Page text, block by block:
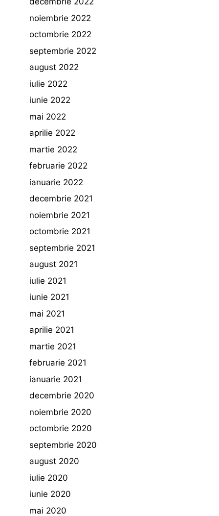
noiembrie 2022
octombrie 2022
septembrie 2022
august 2022
iulie 2022
iunie 2022
mai 2022
aprilie 2022
martie 2022
februarie 2022
ianuarie 2022
decembrie 2021
noiembrie 2021
octombrie 2021
septembrie 2021
august 2021
iulie 2021
iunie 2021
mai 2021
aprilie 2021
martie 2021
februarie 2021
ianuarie 2021
decembrie 2020
noiembrie 2020
octombrie 2020
septembrie 2020
august 2020
iulie 2020
iunie 2020
mai 2020